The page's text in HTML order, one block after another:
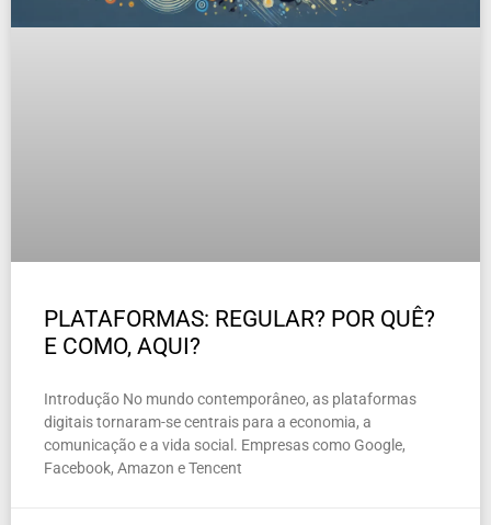
PLATAFORMAS: REGULAR? POR QUÊ?
E COMO, AQUI?
Introdução No mundo contemporâneo, as plataformas
digitais tornaram-se centrais para a economia, a
comunicação e a vida social. Empresas como Google,
Facebook, Amazon e Tencent